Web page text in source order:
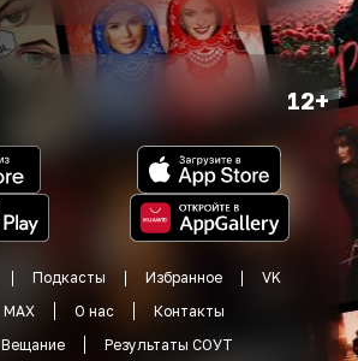
12+
Подкасты Избранное
VK
MAX О нас
Контакты
Вещание Результаты СОУТ